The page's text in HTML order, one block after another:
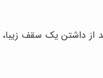
از داشتن یک سقف